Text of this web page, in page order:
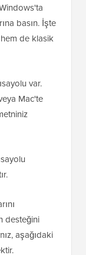
basın. İşte
de klasik
var.
Mac'te
desteğini
aşağıdaki